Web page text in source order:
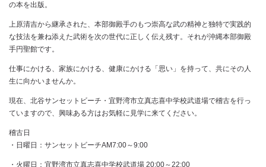
の本を出版。
上原清吉から継承された、本部御殿手のもつ崇高な武の精神と独特で実践的
な技法を兼ね添えた武術を次の世代に正しく伝え残す。それが沖縄本部御殿
手円聖館です。
仕事にかける、家族にかける、健康にかける「思い」を持って、共にその人
生に向かいませんか。
現在、北谷サンセットビーチ・宜野湾市立真志喜中学校武道場で稽古を行っ
ていますので、興味ある方はお気軽に見学に来てください。
稽古日
・日曜日：サンセットビーチAM7:00～9:00
・火曜日：宜野湾市立真志喜中学校武道場 20:00～22:00